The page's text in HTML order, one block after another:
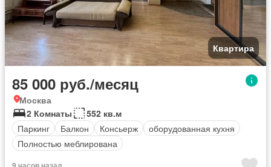
Квартира
85 000 руб./месяц
Москва
2 Комнаты
552 кв.м
Паркинг
Балкон Консьерж
оборудованная кухня
Полностью меблирована